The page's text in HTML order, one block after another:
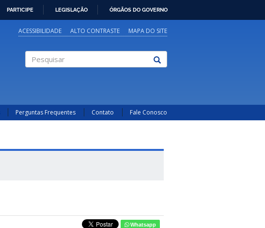
PARTICIPE LEGISLAÇÃO ÓRGÃOS DO GOVERNO
ACESSIBILIDADE ALTO CONTRASTE MAPA DO SITE
Perguntas Frequentes Contato Fale Conosco
Whatsapp